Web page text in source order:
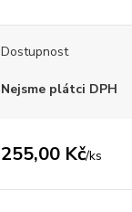
Dostupnost
Nejsme plátci DPH
255,00 Kč/ks